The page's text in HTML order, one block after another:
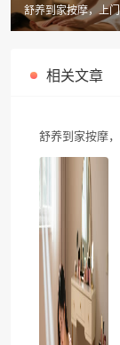
舒养到家按摩，上
吗？专业解析与实
相关文章
舒养到家按摩